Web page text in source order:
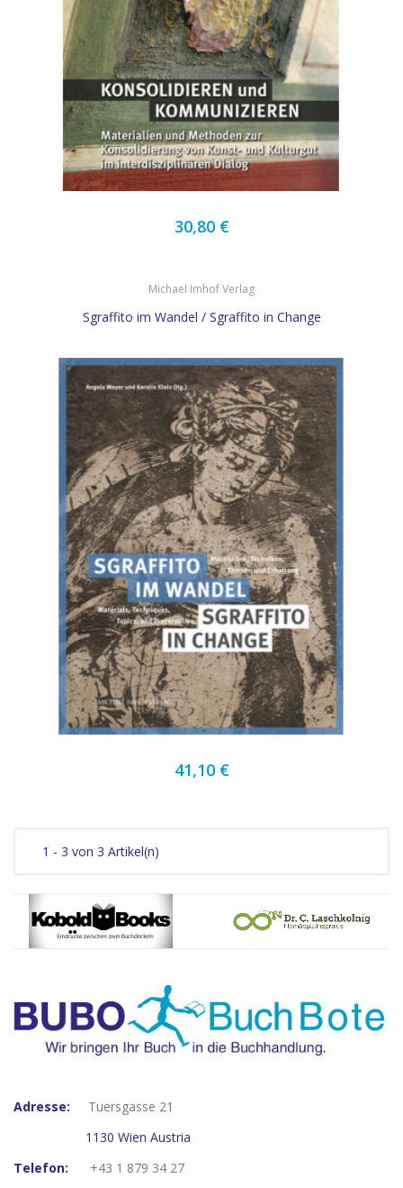
30,80 €
Michael Imhof Verlag
Sgraffito im Wandel / Sgraffito in Change
41,10 €
1 - 3 von 3 Artikel(n)
Adresse:
Tuersgasse 21
1130 Wien Austria
Telefon:
+43 1 879 34 27